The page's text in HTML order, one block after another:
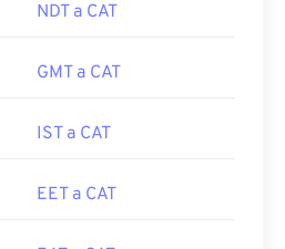
NDT a CAT
GMT a CAT
IST a CAT
EET a CAT